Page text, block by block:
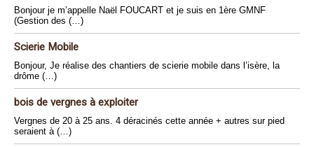
Bonjour je m’appelle Naël FOUCART et je suis en 1ère GMNF
(Gestion des (…)
Scierie Mobile
Bonjour, Je réalise des chantiers de scierie mobile dans l’isère, la
drôme (…)
bois de vergnes à exploiter
Vergnes de 20 à 25 ans. 4 déracinés cette année + autres sur pied
seraient à (…)